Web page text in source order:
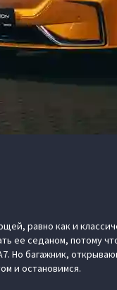
равно как и
ее седаном, потому
Но багажник,
и остановимся.